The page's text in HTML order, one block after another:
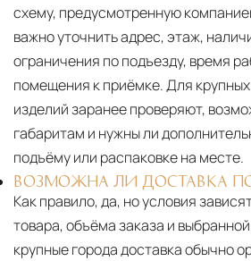
схему, предусмотренную
важно уточнить адрес, этаж,
ограничения по подъезду, время
помещения к приёмке. Для
изделий заранее проверяют,
габаритам и нужны ли
подъёму или распаковке на месте.
ВОЗМОЖНА ЛИ ДОСТАВКА
Как правило, да, но условия
товара, объёма заказа и
крупные города доставка обычно